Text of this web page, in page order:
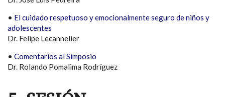
• El cuidado respetuoso y emocionalmente seguro de niños y
adolescentes
Dr. Felipe Lecannelier
• Comentarios al Simposio
Dr. Rolando Pomalima Rodríguez